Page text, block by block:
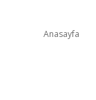
Anasayfa